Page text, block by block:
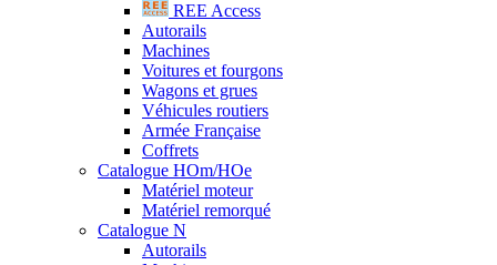
REE Access
Autorails
Machines
Voitures et fourgons
Wagons et grues
Véhicules routiers
Armée Française
Coffrets
Catalogue HOm/HOe
Matériel moteur
Matériel remorqué
Catalogue N
Autorails